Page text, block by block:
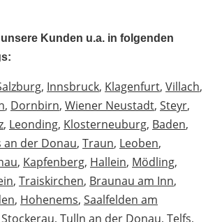
Kunden u.a. in folgenden
, Innsbruck, Klagenfurt, Villach,
, Dornbirn, Wiener Neustadt, Steyr,
, Leonding, Klosterneuburg, Baden,
an der Donau, Traun, Leoben,
, Kapfenberg, Hallein, Mödling,
, Traiskirchen, Braunau am Inn,
, Hohenems, Saalfelden am
Stockerau, Tulln an der Donau, Telfs,